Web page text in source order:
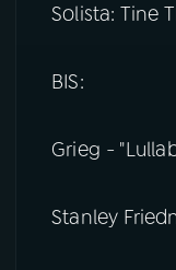
Solista: Tine
BIS:
Grieg -
Stanley